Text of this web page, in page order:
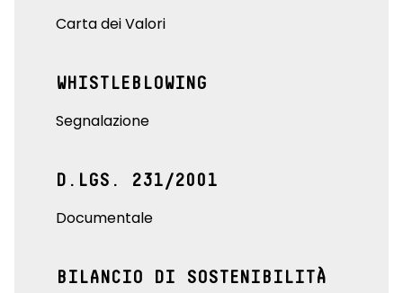
Carta dei Valori
WHISTLEBLOWING
Segnalazione
D.LGS. 231/2001
Documentale
BILANCIO DI SOSTENIBILITÀ